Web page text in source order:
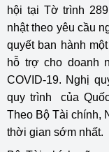
hội tại Tờ trình
nhật theo yêu cầu
quyết ban hành
hỗ trợ cho doanh
COVID-19. Nghị
quy trình của
Theo Bộ Tài chính,
thời gian sớm nhất.